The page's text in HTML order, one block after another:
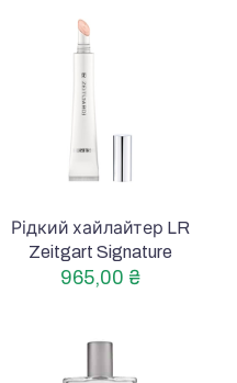
Рідкий хайлайтер LR
Zeitgart Signature
965,00 ₴